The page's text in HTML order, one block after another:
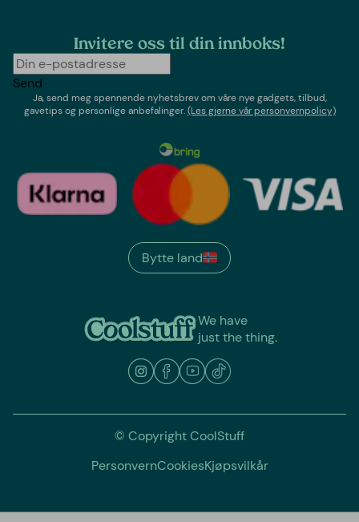
Invitere oss til din innboks!
Send
Ja, send meg spennende nyhetsbrev om våre nye gadgets, tilbud,
gavetips og personlige anbefalinger.(Les gjerne vår personvernpolicy)
We have
just the thing.
Bytte land
© Copyright CoolStuff
PersonvernCookiesKjøpsvilkår